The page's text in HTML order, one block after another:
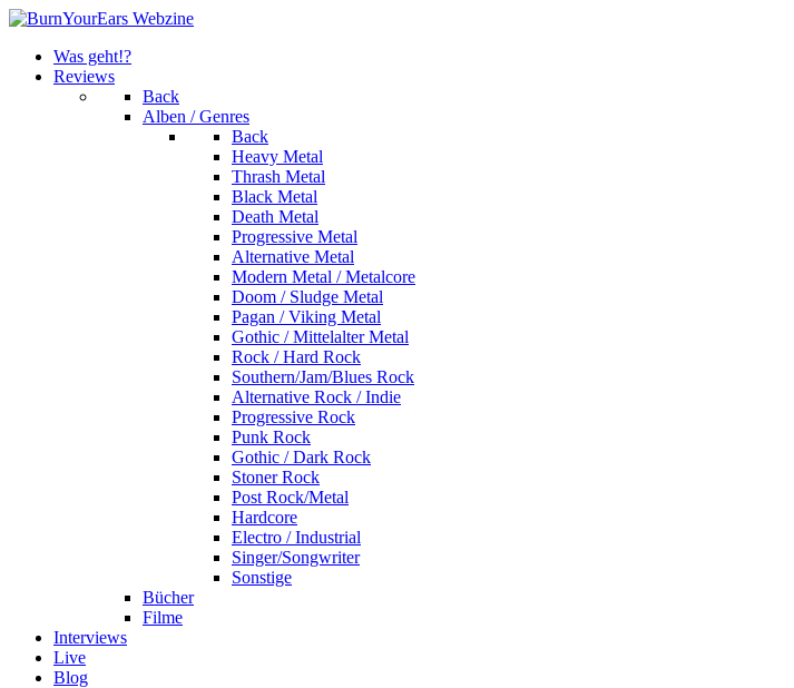
Was geht!?
Reviews
Back
Alben / Genres
Back
Heavy Metal
Thrash Metal
Black Metal
Death Metal
Progressive Metal
Alternative Metal
Modern Metal / Metalcore
Doom / Sludge Metal
Pagan / Viking Metal
Gothic / Mittelalter Metal
Rock / Hard Rock
Southern/Jam/Blues Rock
Alternative Rock / Indie
Progressive Rock
Punk Rock
Gothic / Dark Rock
Stoner Rock
Post Rock/Metal
Hardcore
Electro / Industrial
Singer/Songwriter
Sonstige
Bücher
Filme
Interviews
Live
Blog